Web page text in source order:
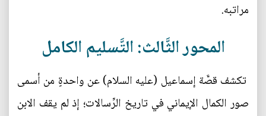
مراتبه.
المحور الثَّالث: التَّسليم الكامل
تكشف قصَّة إسماعيل (عليه السلام) عن واحدةٍ من أسمى
صور الكمال الإيماني في تاريخ الرِّسالات؛ إذ لم يقف الابن